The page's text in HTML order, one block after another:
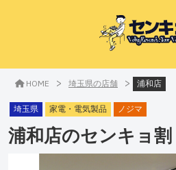
HOME > 埼玉県の店舗 > 浦和店
埼玉県 家電・電気製品 ノジマ
浦和店のセンキョ割